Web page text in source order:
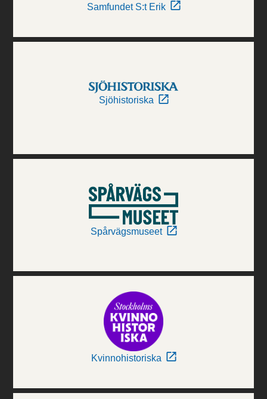
Samfundet S:t Erik
Sjöhistoriska
Spårvägsmuseet
Kvinnohistoriska